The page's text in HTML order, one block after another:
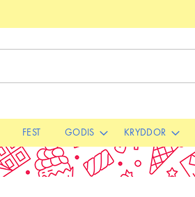
FEST GODIS KRYDDOR